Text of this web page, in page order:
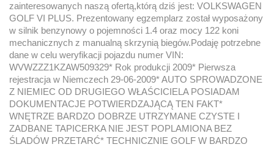
zainteresowanych naszą ofertą,którą dziś jest: VOLKSWAGEN
GOLF VI PLUS. Prezentowany egzemplarz został wyposażony
w silnik benzynowy o pojemności 1.4 oraz mocy 122 koni
mechanicznych z manualną skrzynią biegów.Podaję potrzebne
dane w celu weryfikacji pojazdu numer VIN:
WVWZZZ1KZAW509329* Rok produkcji 2009* Pierwsza
rejestracja w Niemczech 29-06-2009* AUTO SPROWADZONE
Z NIEMIEC OD DRUGIEGO WŁAŚCICIELA POSIADAM
DOKUMENTACJE POTWIERDZAJĄCĄ TEN FAKT*
WNĘTRZE BARDZO DOBRZE UTRZYMANE CZYSTE I
ZADBANE TAPICERKA NIE JEST POPLAMIONA BEZ
ŚLADÓW PRZETARĆ* TECHNICZNIE GOLF W BARDZO